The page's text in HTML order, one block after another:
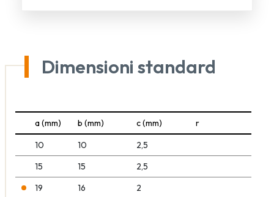
Dimensioni standard
a (mm) b (mm) c (mm)
r
10
10
2,5
15
15
2,5
19
16
2